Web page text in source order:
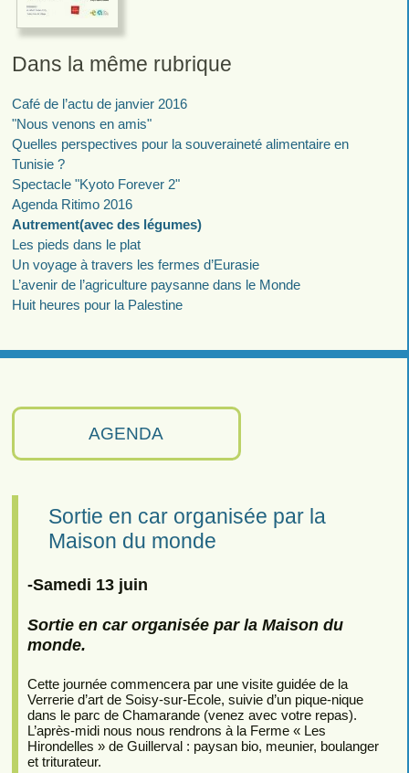
AGENDA
Sortie en car organisée par la
Maison du monde
-Samedi 13 juin
Sortie en car organisée par la Maison du
monde.
Cette journée commencera par une visite guidée de la
Verrerie d’art de Soisy-sur-Ecole, suivie d’un pique-nique
dans le parc de Chamarande (venez avec votre repas).
L’après-midi nous nous rendrons à la Ferme « Les
Hirondelles » de Guillerval : paysan bio, meunier, boulanger
et triturateur.
Dans la même rubrique
Café de l’actu de janvier 2016
"Nous venons en amis"
Quelles perspectives pour la souveraineté alimentaire en
Tunisie ?
Spectacle "Kyoto Forever 2"
Agenda Ritimo 2016
Autrement(avec des légumes)
Les pieds dans le plat
Un voyage à travers les fermes d’Eurasie
L’avenir de l’agriculture paysanne dans le Monde
Huit heures pour la Palestine